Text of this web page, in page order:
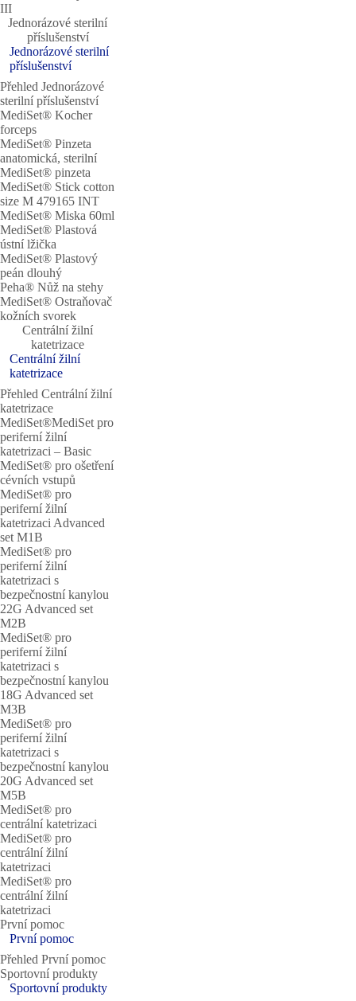
III
Jednorázové sterilní
příslušenství
Jednorázové sterilní
příslušenství
Přehled Jednorázové
sterilní příslušenství
MediSet® Kocher
forceps
MediSet® Pinzeta
anatomická, sterilní
MediSet® pinzeta
MediSet® Stick cotton
size M 479165 INT
MediSet® Miska 60ml
MediSet® Plastová
ústní lžička
MediSet® Plastový
peán dlouhý
Peha® Nůž na stehy
MediSet® Ostraňovač
kožních svorek
Centrální žilní
katetrizace
Centrální žilní
katetrizace
Přehled Centrální žilní
katetrizace
MediSet®MediSet pro
periferní žilní
katetrizaci – Basic
MediSet® pro ošetření
cévních vstupů
MediSet® pro
periferní žilní
katetrizaci Advanced
set M1B
MediSet® pro
periferní žilní
katetrizaci s
bezpečnostní kanylou
22G Advanced set
M2B
MediSet® pro
periferní žilní
katetrizaci s
bezpečnostní kanylou
18G Advanced set
M3B
MediSet® pro
periferní žilní
katetrizaci s
bezpečnostní kanylou
20G Advanced set
M5B
MediSet® pro
centrální katetrizaci
MediSet® pro
centrální žilní
katetrizaci
MediSet® pro
centrální žilní
katetrizaci
První pomoc
První pomoc
Přehled První pomoc
Sportovní produkty
Sportovní produkty